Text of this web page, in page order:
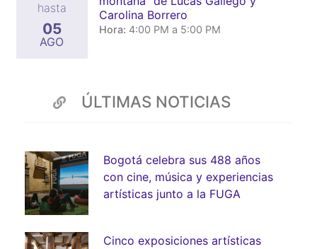
hasta
05
AGO
Carolina Borrero
Hora: 4:00 PM a 5:00 PM
ÚLTIMAS NOTICIAS
Bogotá celebra sus 488 años
con cine, música y experiencias
artísticas junto a la FUGA
Cinco exposiciones artísticas